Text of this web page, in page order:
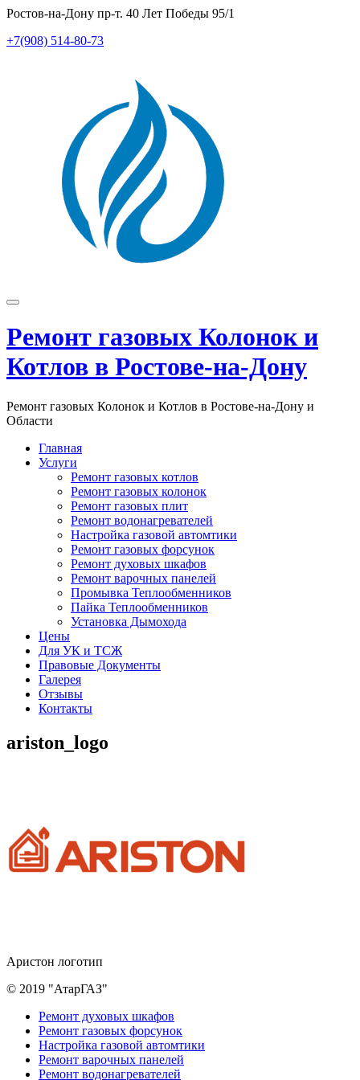
Перейти
содержимому
Ростов-на-Дону пр-т. 40 Лет Победы 95/1
+7(908) 514-80-73
Показать/
навигацию
Ремонт газовых Колонок и
Котлов в Ростове-на-Дону
Ремонт газовых Колонок и Котлов в Ростове-на-Дону и
Области
Главная
Услуги
Ремонт газовых котлов
Ремонт газовых колонок
Ремонт газовых плит
Ремонт водонагревателей
Настройка газовой автомтики
Ремонт газовых форсунок
Ремонт духовых шкафов
Ремонт варочных панелей
Промывка Теплообменников
Пайка Теплообменников
Установка Дымохода
Цены
Для УК и ТСЖ
Правовые Документы
Галерея
Отзывы
Контакты
ariston_logo
Аристон логотип
© 2019 "АтарГАЗ"
Дополнительное
меню
Ремонт духовых шкафов
Ремонт газовых форсунок
Настройка газовой автомтики
Ремонт варочных панелей
Ремонт водонагревателей